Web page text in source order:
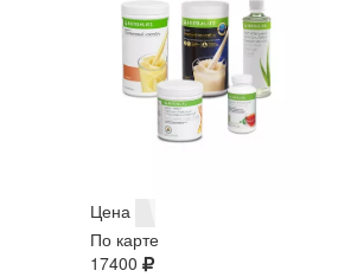
Цена
По карте
17400